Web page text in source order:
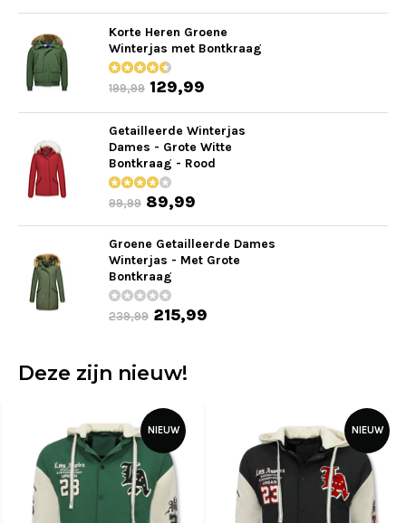
Korte Heren Groene
Winterjas met Bontkraag
199,99 129,99
Getailleerde Winterjas
Dames - Grote Witte
Bontkraag - Rood
99,99 89,99
Groene Getailleerde Dames
Winterjas - Met Grote
Bontkraag
239,99 215,99
Deze zijn nieuw!
NIEUW NIEUW